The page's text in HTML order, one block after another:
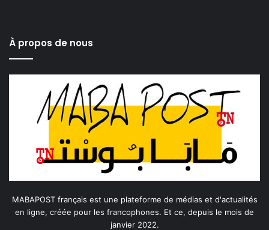
À propos de nous
MABAPOST français est une plateforme de médias et d'actualités
en ligne, créée pour les francophones. Et ce, depuis le mois de
janvier 2022.